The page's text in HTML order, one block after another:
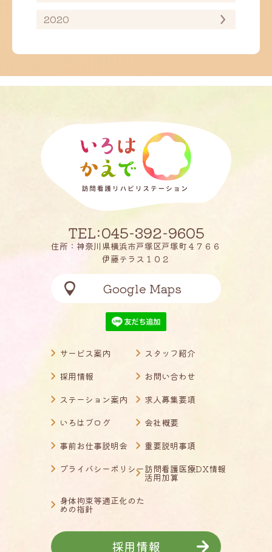
2020
TEL:045-392-9605
住所：神奈川県横浜市戸塚区戸塚町４７６６
伊藤テラス１０２
Google Maps
サービス案内
スタッフ紹介
採用情報
お問い合わせ
ステーション案内
求人募集要項
いろはブログ
会社概要
事前お仕事説明会
重要説明事項
プライバシーポリシー訪問看護医療DX情報
活用加算
身体拘束等適正化のた
めの指針
採用情報